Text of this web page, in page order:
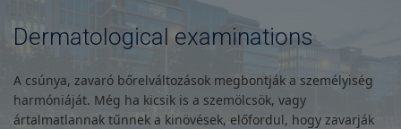
Dermatological examinations
A csúnya, zavaró bőrelváltozások megbontják a személyiség
harmóniáját. Még ha kicsik is a szemölcsök, vagy
ártalmatlannak tűnnek a kinövések, előfordul, hogy zavarják